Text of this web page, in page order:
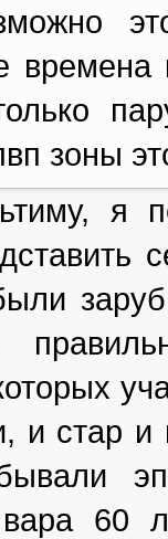
зоны
я
и стар
вара 60